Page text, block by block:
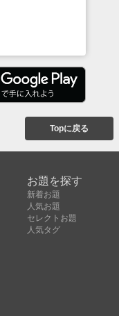
Topに戻る
お題を探す
新着お題
人気お題
セレクトお題
人気タグ